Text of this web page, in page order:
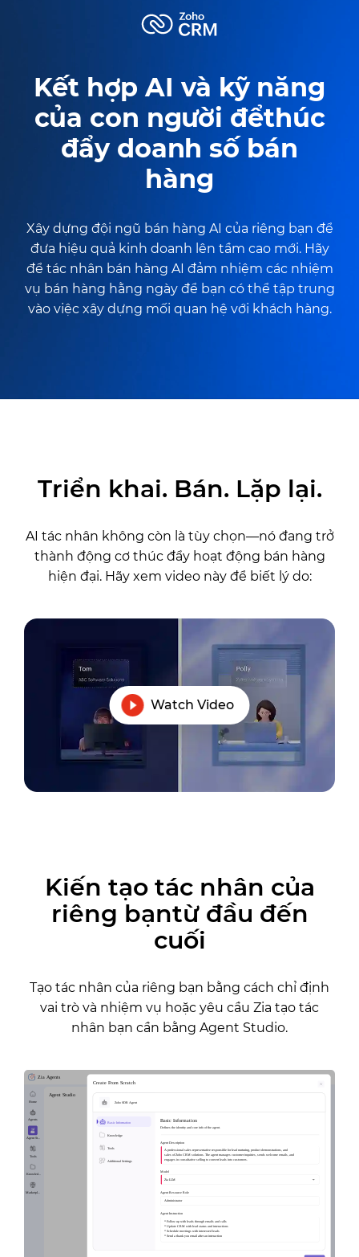
Kết hợp AI và kỹ năng
của con người đểthúc
đẩy doanh số bán
hàng
Xây dựng đội ngũ bán hàng AI của riêng bạn để
đưa hiệu quả kinh doanh lên tầm cao mới. Hãy
để tác nhân bán hàng AI đảm nhiệm các nhiệm
vụ bán hàng hằng ngày để bạn có thể tập trung
vào việc xây dựng mối quan hệ với khách hàng.
Triển khai. Bán. Lặp lại.
AI tác nhân không còn là tùy chọn—nó đang trở
thành động cơ thúc đẩy hoạt động bán hàng
hiện đại. Hãy xem video này để biết lý do:
Watch Video
Kiến tạo tác nhân của
riêng bạntừ đầu đến
cuối
Tạo tác nhân của riêng bạn bằng cách chỉ định
vai trò và nhiệm vụ hoặc yêu cầu Zia tạo tác
nhân bạn cần bằng Agent Studio.